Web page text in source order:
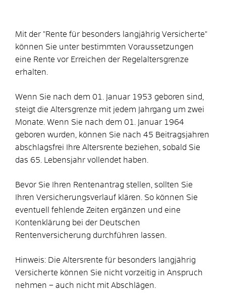
Mit der "Rente für besonders langjährig Versicherte"
können Sie unter bestimmten Voraussetzungen
eine Rente vor Erreichen der Regelaltersgrenze
erhalten.
Wenn Sie nach dem 01. Januar 1953 geboren sind,
steigt die Altersgrenze mit jedem Jahrgang um zwei
Monate. Wenn Sie nach dem 01. Januar 1964
geboren wurden, können Sie nach 45 Beitragsjahren
abschlagsfrei Ihre Altersrente beziehen, sobald Sie
das 65. Lebensjahr vollendet haben.
Bevor Sie Ihren Rentenantrag stellen, sollten Sie
Ihren Versicherungsverlauf klären. So können Sie
eventuell fehlende Zeiten ergänzen und eine
Kontenklärung bei der Deutschen
Rentenversicherung durchführen lassen.
Hinweis: Die Altersrente für besonders langjährig
Versicherte können Sie nicht vorzeitig in Anspruch
nehmen – auch nicht mit Abschlägen.